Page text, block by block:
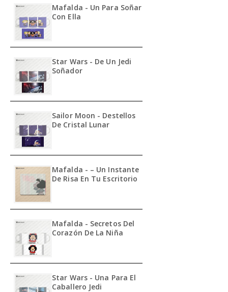
Mafalda - Un Para Soñar
Con Ella
Star Wars - De Un Jedi
Soñador
Sailor Moon - Destellos
De Cristal Lunar
Mafalda - – Un Instante
De Risa En Tu Escritorio
Mafalda - Secretos Del
Corazón De La Niña
Star Wars - Una Para El
Caballero Jedi